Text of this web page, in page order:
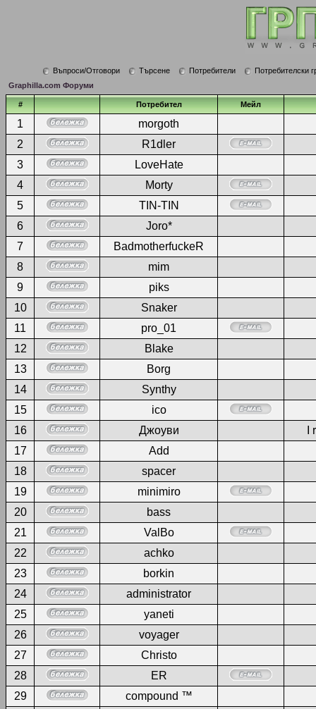
Въпроси/Отговори Търсене Потребители
Потребителски
Graphilla.com Форуми
# Потребител Мейл
1
morgoth
2
R1dler
3
LoveHate
4
Morty
5
TIN-TIN
6
Joro*
7
BadmotherfuckeR
8
mim
9
piks
10
Snaker
11
pro_01
12
Blake
13
Borg
14
Synthy
15
ico
16
Джоуви
17
Add
18
spacer
19
minimiro
20
bass
21
ValBo
22
achko
23
borkin
24
administrator
25
yaneti
26
voyager
27
Christo
28
ER
29
compound ™